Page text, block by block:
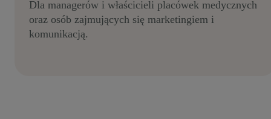
Dla managerów i właścicieli placówek medycznych
oraz osób zajmujących się marketingiem i
komunikacją.